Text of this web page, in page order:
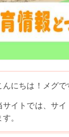
んにちは！メグで
サイトでは、サ
す。